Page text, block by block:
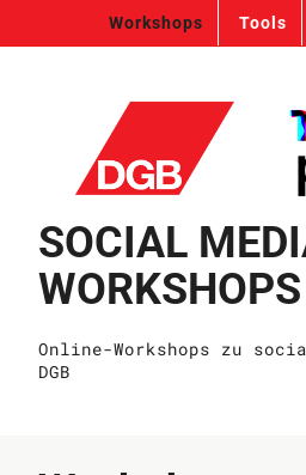
Workshops Tools
SOCIAL
WORKSHOPS
Online-Workshops zu
DGB